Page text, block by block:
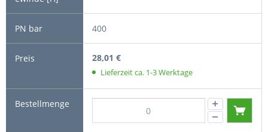
400
28,01 €
Lieferzeit ca. 1-3 Werktage